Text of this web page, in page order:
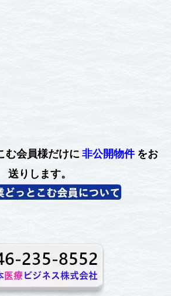
む会員様だけに 非公開物件 をお
送りします。